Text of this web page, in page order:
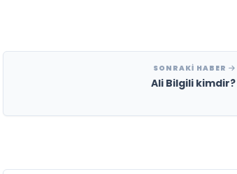
SONRAKI HABER
Ali Bilgili kimdir?